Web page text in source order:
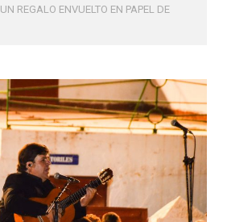
UN REGALO ENVUELTO EN PAPEL DE